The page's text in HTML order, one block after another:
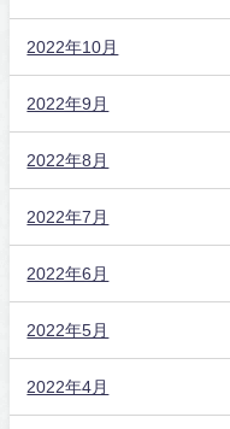
2022年10月
2022年9月
2022年8月
2022年7月
2022年6月
2022年5月
2022年4月